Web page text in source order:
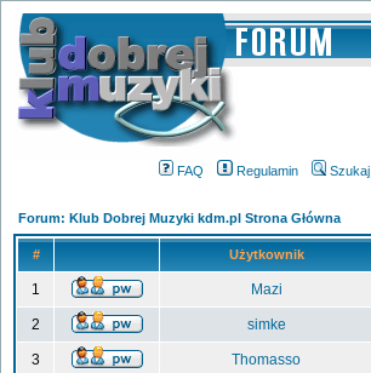
FAQ Regulamin Szukaj
Forum: Klub Dobrej Muzyki kdm.pl Strona Główna
# Użytkownik
1 Mazi
2 simke
3 Thomasso